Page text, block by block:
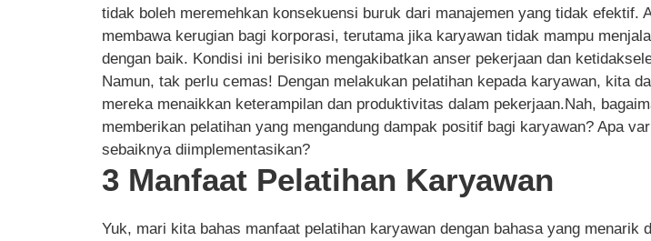
tidak boleh meremehkan konsekuensi buruk dari manajemen yang tidak efektif.
membawa kerugian bagi korporasi, terutama jika karyawan tidak mampu
dengan baik. Kondisi ini berisiko mengakibatkan anser pekerjaan dan
Namun, tak perlu cemas! Dengan melakukan pelatihan kepada karyawan, kita
mereka menaikkan keterampilan dan produktivitas dalam pekerjaan.Nah,
memberikan pelatihan yang mengandung dampak positif bagi karyawan? Apa
sebaiknya diimplementasikan?
3 Manfaat Pelatihan Karyawan
Yuk, mari kita bahas manfaat pelatihan karyawan dengan bahasa yang menarik